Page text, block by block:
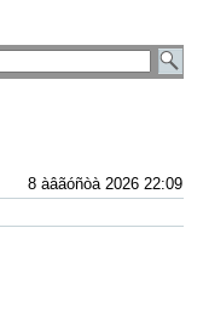
8 àâãóñòà 2026 22:09